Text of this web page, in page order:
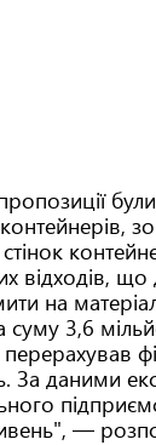
відходів,
на
суму 3,6
За даними
—